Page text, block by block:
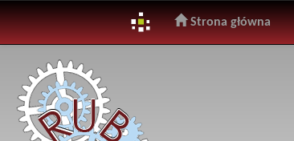
navigation
Strona główna